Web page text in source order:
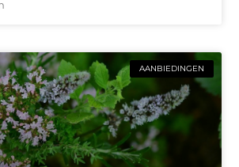
AANBIEDINGEN